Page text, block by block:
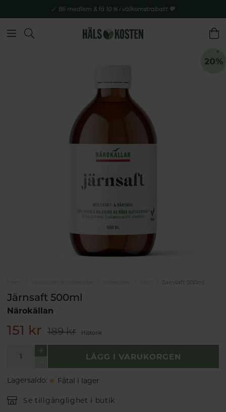
Bli medlem & få 10 % i välkomstrabatt 💚
Järnsaft 500ml
Järnsaft 500ml
Närokällan
151 kr 189 kr Historik
LÄGG I VARUKORGEN
Lagersaldo: Fåtal i lager
Se tillgänglighet i butik